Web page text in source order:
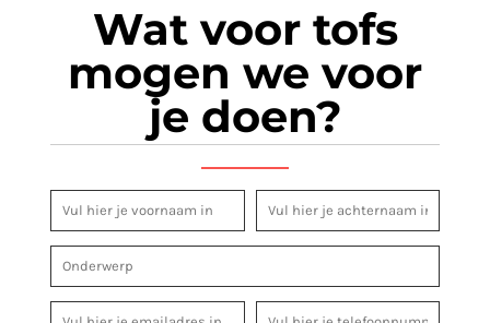
Wat voor tofs
mogen we voor
je doen?